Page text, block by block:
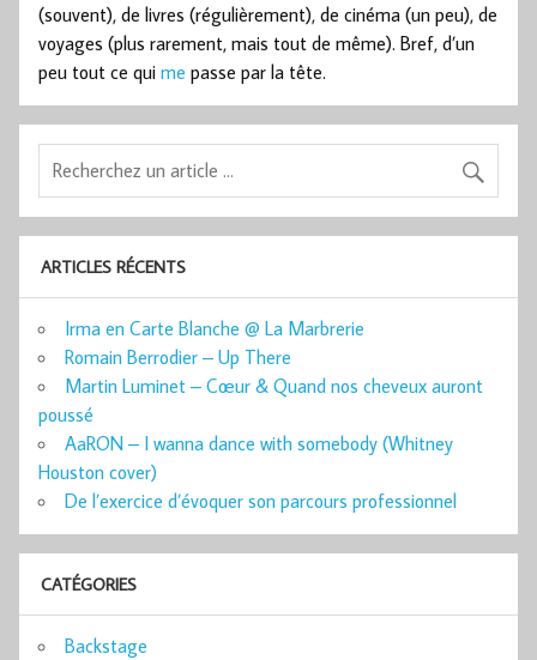
(souvent), de livres (régulièrement), de cinéma (un peu), de
voyages (plus rarement, mais tout de même). Bref, d’un
peu tout ce qui me passe par la tête.
ARTICLES RÉCENTS
Irma en Carte Blanche @ La Marbrerie
Romain Berrodier – Up There
Martin Luminet – Cœur & Quand nos cheveux auront
poussé
AaRON – I wanna dance with somebody (Whitney
Houston cover)
De l’exercice d’évoquer son parcours professionnel
CATÉGORIES
Backstage